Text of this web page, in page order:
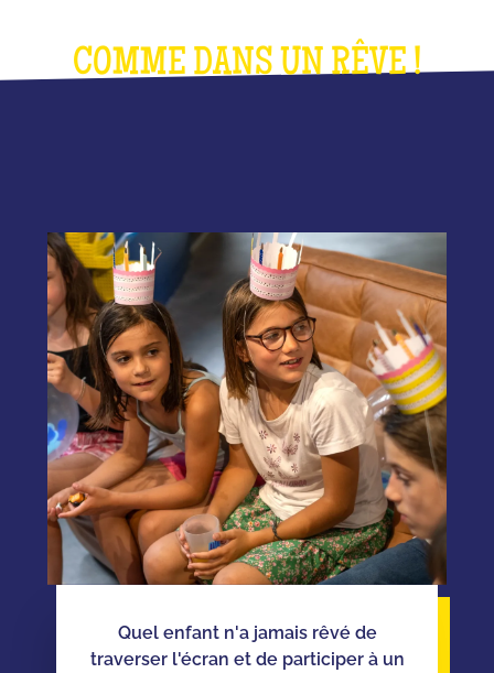
COMME DANS UN RÊVE !
Quel enfant n'a jamais rêvé de
traverser l'écran et de participer à un